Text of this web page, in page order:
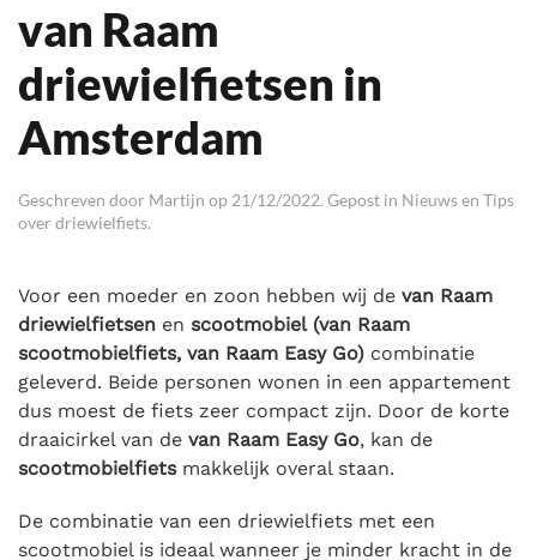
van Raam
driewielfietsen in
Amsterdam
Geschreven door Martijn op 21/12/2022. Gepost in Nieuws en Tips
over driewielfiets.
Voor een moeder en zoon hebben wij de van Raam
driewielfietsen en scootmobiel (van Raam
scootmobielfiets, van Raam Easy Go) combinatie
geleverd. Beide personen wonen in een appartement
dus moest de fiets zeer compact zijn. Door de korte
draaicirkel van de van Raam Easy Go, kan de
scootmobielfietsmakkelijk overal staan.
De combinatie van een driewielfiets met een
scootmobiel is ideaal wanneer je minder kracht in de